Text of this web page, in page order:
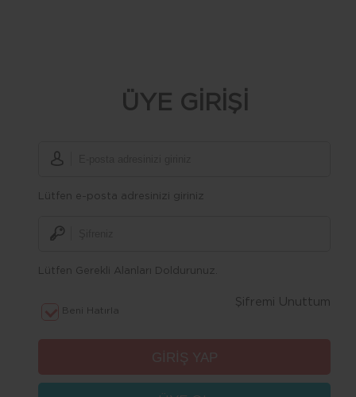
ÜYE GİRİŞİ
Lütfen e-posta adresinizi giriniz
Lütfen Gerekli Alanları Doldurunuz.
Beni Hatırla
Şifremi Unuttum